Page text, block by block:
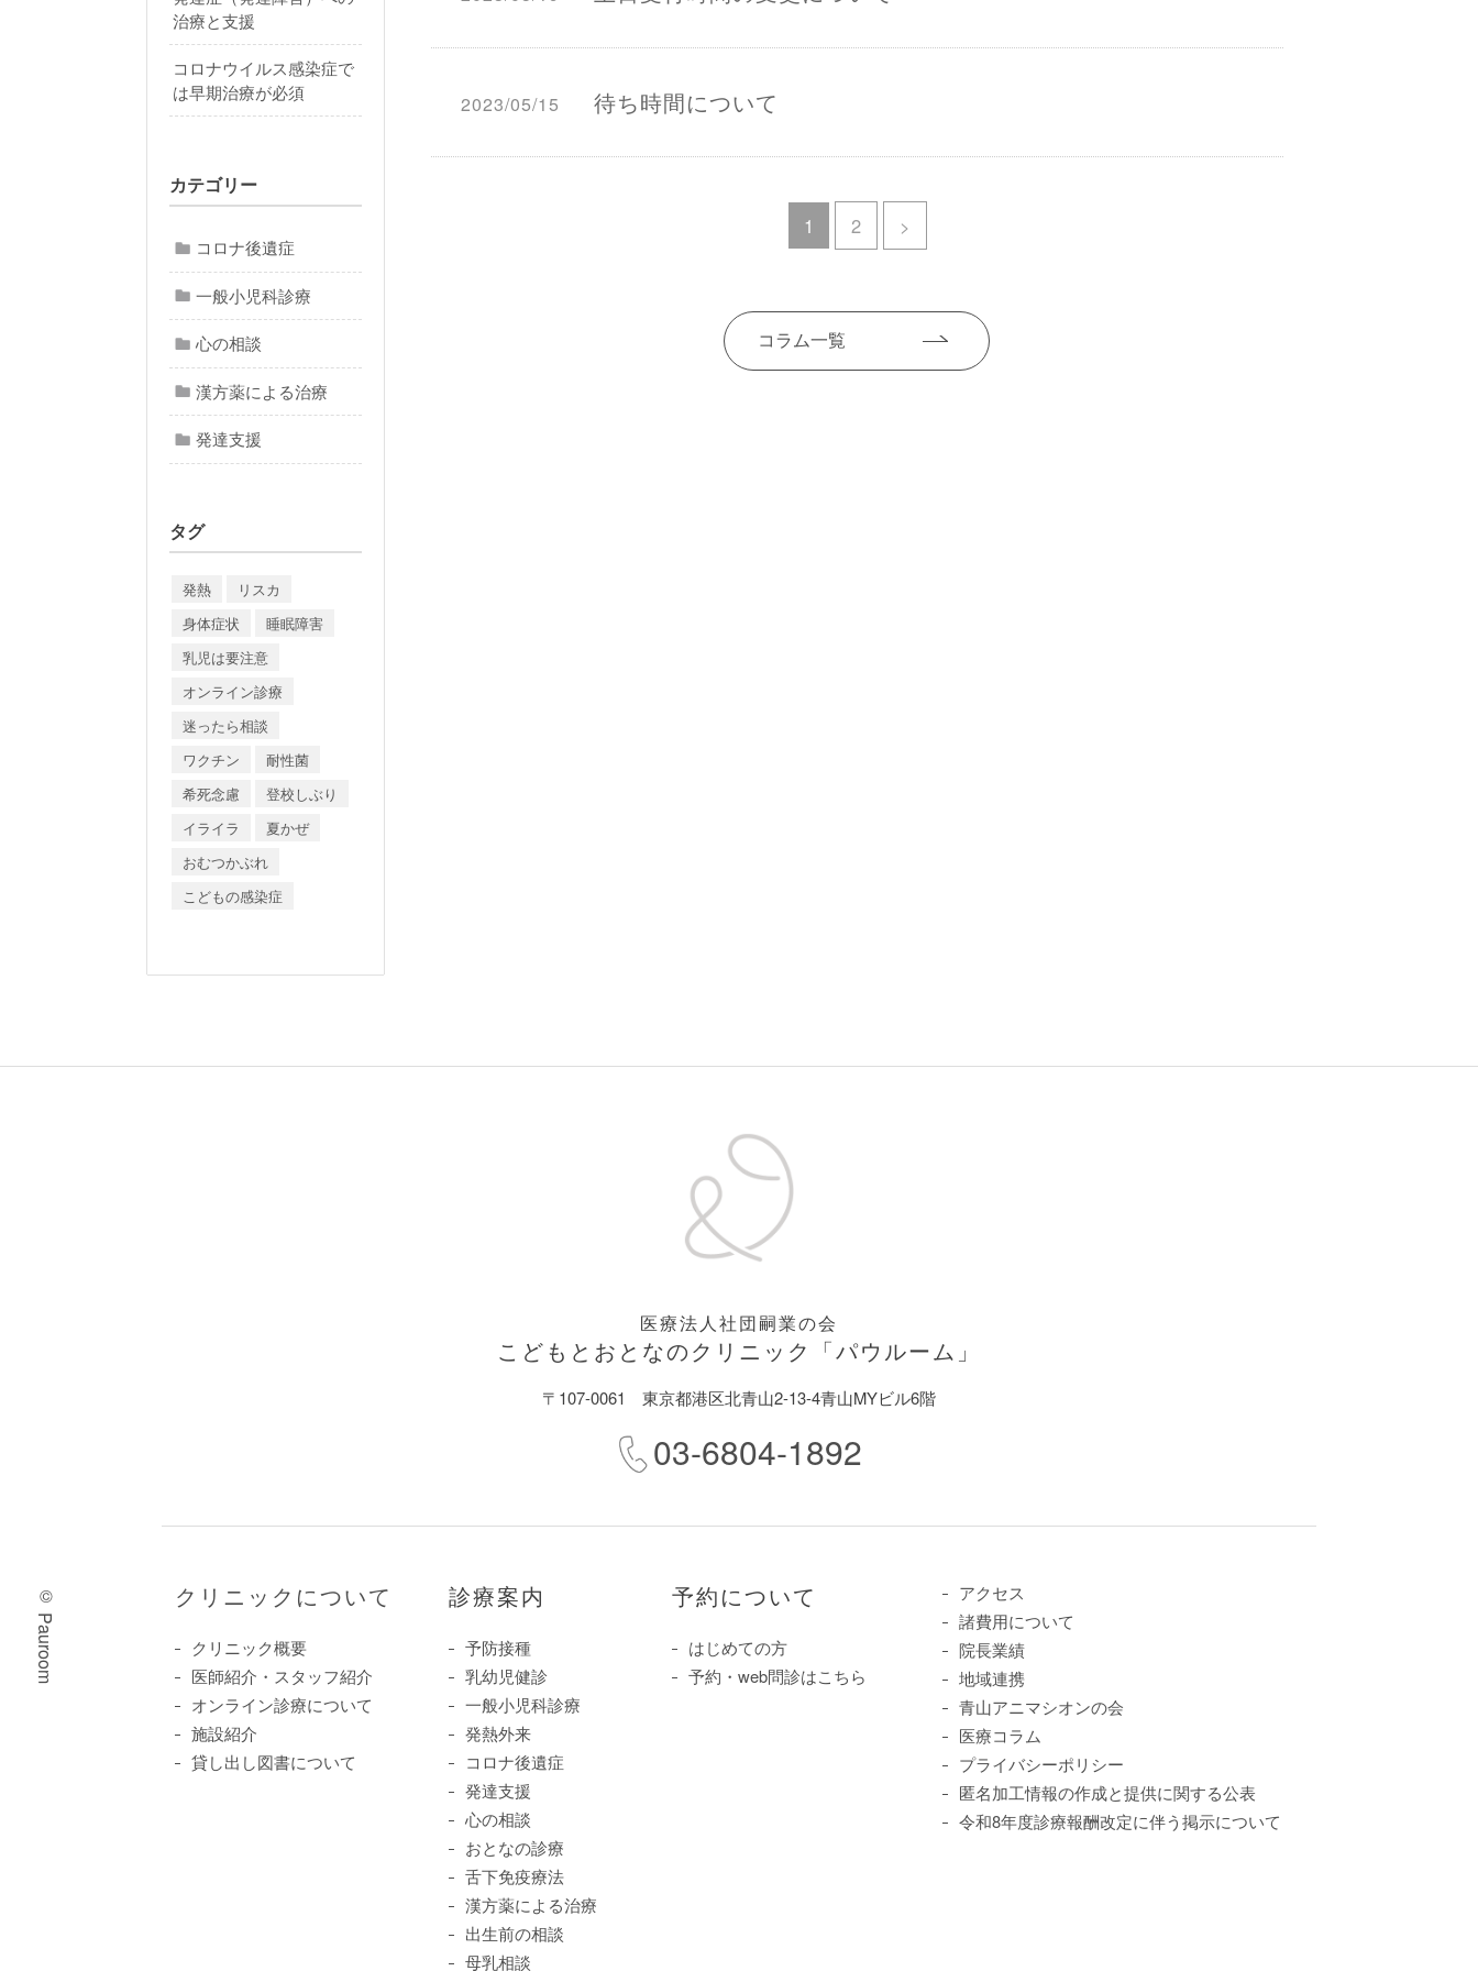
治療と支援
コロナウイルス感染症で
は早期治療が必須
カテゴリー
コロナ後遺症
一般小児科診療
心の相談
漢方薬による治療
発達支援
タグ
発熱
リスカ
身体症状
睡眠障害
乳児は要注意
オンライン診療
迷ったら相談
ワクチン
耐性菌
希死念慮
登校しぶり
イライラ
夏かぜ
おむつかぶれ
こどもの感染症
2023/05/15 待ち時間について
1 2 >
コラム一覧
医療法人社団嗣業の会
こどもとおとなのクリニック 「パウルーム」
〒107-0061 東京都港区北青山2-13-4青山MYビル6階
03-6804-1892
© Pauroom クリニックについて
クリニック概要
医師紹介・スタッフ紹介
オンライン診療について
施設紹介
貸し出し図書について
診療案内
予防接種
乳幼児健診
一般小児科診療
発熱外来
コロナ後遺症
発達支援
心の相談
おとなの診療
舌下免疫療法
漢方薬による治療
出生前の相談
母乳相談
予約について
はじめての方
予約・web問診はこちら
アクセス
諸費用について
院長業績
地域連携
青山アニマシオンの会
医療コラム
プライバシーポリシー
匿名加工情報の作成と提供に関する公表
令和8年度診療報酬改定に伴う掲示について